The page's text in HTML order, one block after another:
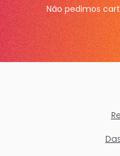
Não pedimos